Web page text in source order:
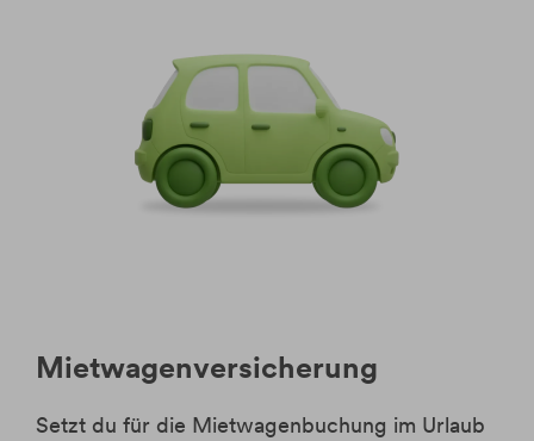
Mietwagenversicherung
Setzt du für die Mietwagenbuchung im Urlaub